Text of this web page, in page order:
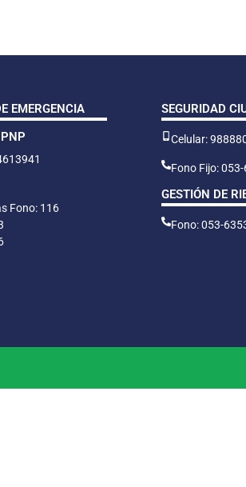
EMERGENCIA
Fono: 116
SEGURIDAD
Celular:
Fono Fijo:
GESTIÓN DE
Fono: 053-